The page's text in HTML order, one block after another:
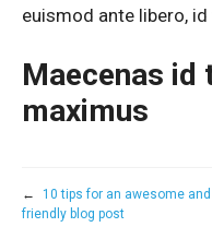
euismod ante libero,
Maecenas id
maximus
←
10 tips for an awesome and
friendly blog post